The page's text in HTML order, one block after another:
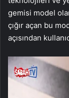
gemisi model
çığır açan bu
açısından